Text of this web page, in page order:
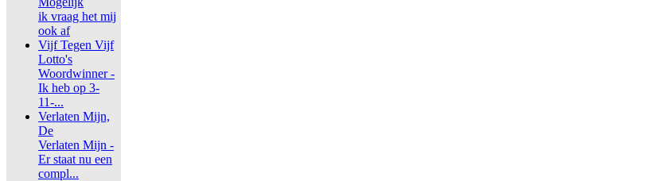
ik vraag het mij
ook af
Vijf Tegen Vijf
Lotto's
Woordwinner -
Ik heb op 3-
11-...
Verlaten Mijn,
De
Verlaten Mijn -
Er staat nu een
compl...